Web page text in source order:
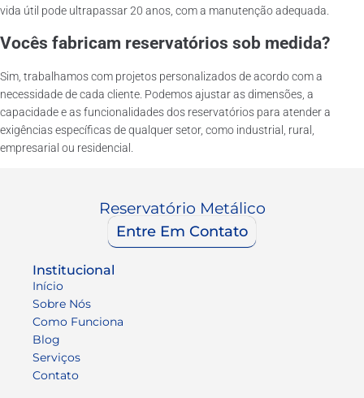
vida útil pode ultrapassar 20 anos, com a manutenção adequada.
Vocês fabricam reservatórios sob medida?
Sim, trabalhamos com projetos personalizados de acordo com a
necessidade de cada cliente. Podemos ajustar as dimensões, a
capacidade e as funcionalidades dos reservatórios para atender a
exigências específicas de qualquer setor, como industrial, rural,
empresarial ou residencial.
Reservatório Metálico
Entre Em Contato
Institucional
Início
Sobre Nós
Como Funciona
Blog
Serviços
Contato